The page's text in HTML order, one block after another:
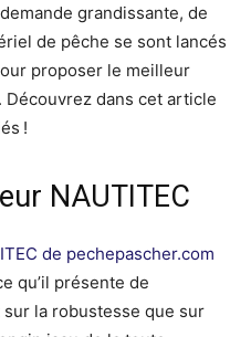
grandissante, de
de pêche se sont lancés
proposer le meilleur
Découvrez dans cet article
!
NAUTITEC
de pechepascher.com
qu’il présente de
la robustesse que sur